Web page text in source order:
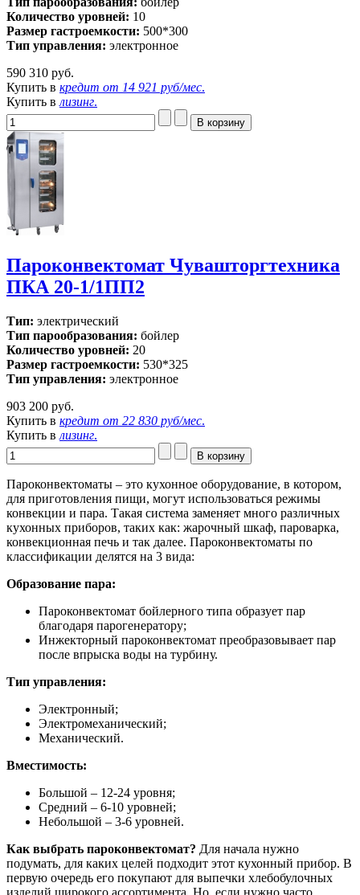
Количество уровней: 10
Размер гастроемкости: 500*300
Тип управления: электронное
590 310 руб.
Купить в кредит от 14 921 руб/мес.
Купить в лизинг.
Пароконвектомат Чувашторгтехника
ПКА 20-1/1ПП2
Тип: электрический
Тип парообразования: бойлер
Количество уровней: 20
Размер гастроемкости: 530*325
Тип управления: электронное
903 200 руб.
Купить в кредит от 22 830 руб/мес.
Купить в лизинг.
Пароконвектоматы – это кухонное оборудование, в котором,
для приготовления пищи, могут использоваться режимы
конвекции и пара. Такая система заменяет много различных
кухонных приборов, таких как: жарочный шкаф, пароварка,
конвекционная печь и так далее. Пароконвектоматы по
классификации делятся на 3 вида:
Образование пара:
Пароконвектомат бойлерного типа образует пар
благодаря парогенератору;
Инжекторный пароконвектомат преобразовывает пар
после впрыска воды на турбину.
Тип управления:
Электронный;
Электромеханический;
Механический.
Вместимость:
Большой – 12-24 уровня;
Средний – 6-10 уровней;
Небольшой – 3-6 уровней.
Как выбрать пароконвектомат? Для начала нужно
подумать, для каких целей подходит этот кухонный прибор. В
первую очередь его покупают для выпечки хлебобулочных
изделий широкого ассортимента. Но, если нужно часто